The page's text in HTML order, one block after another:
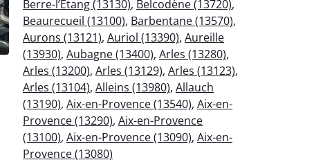
Berre-l’Étang (13130), Belcodène (13720),
Beaurecueil (13100), Barbentane (13570),
Aurons (13121), Auriol (13390), Aureille
(13930), Aubagne (13400), Arles (13280),
Arles (13200), Arles (13129), Arles (13123),
Arles (13104), Alleins (13980), Allauch
(13190), Aix-en-Provence (13540), Aix-en-
Provence (13290), Aix-en-Provence
(13100), Aix-en-Provence (13090), Aix-en-
Provence (13080)